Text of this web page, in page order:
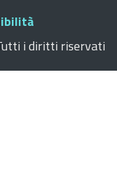
i diritti riservati